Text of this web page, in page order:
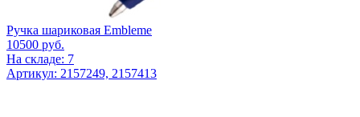
Ручка шариковая Embleme
10500 руб.
На складе: 7
Артикул: 2157249, 2157413